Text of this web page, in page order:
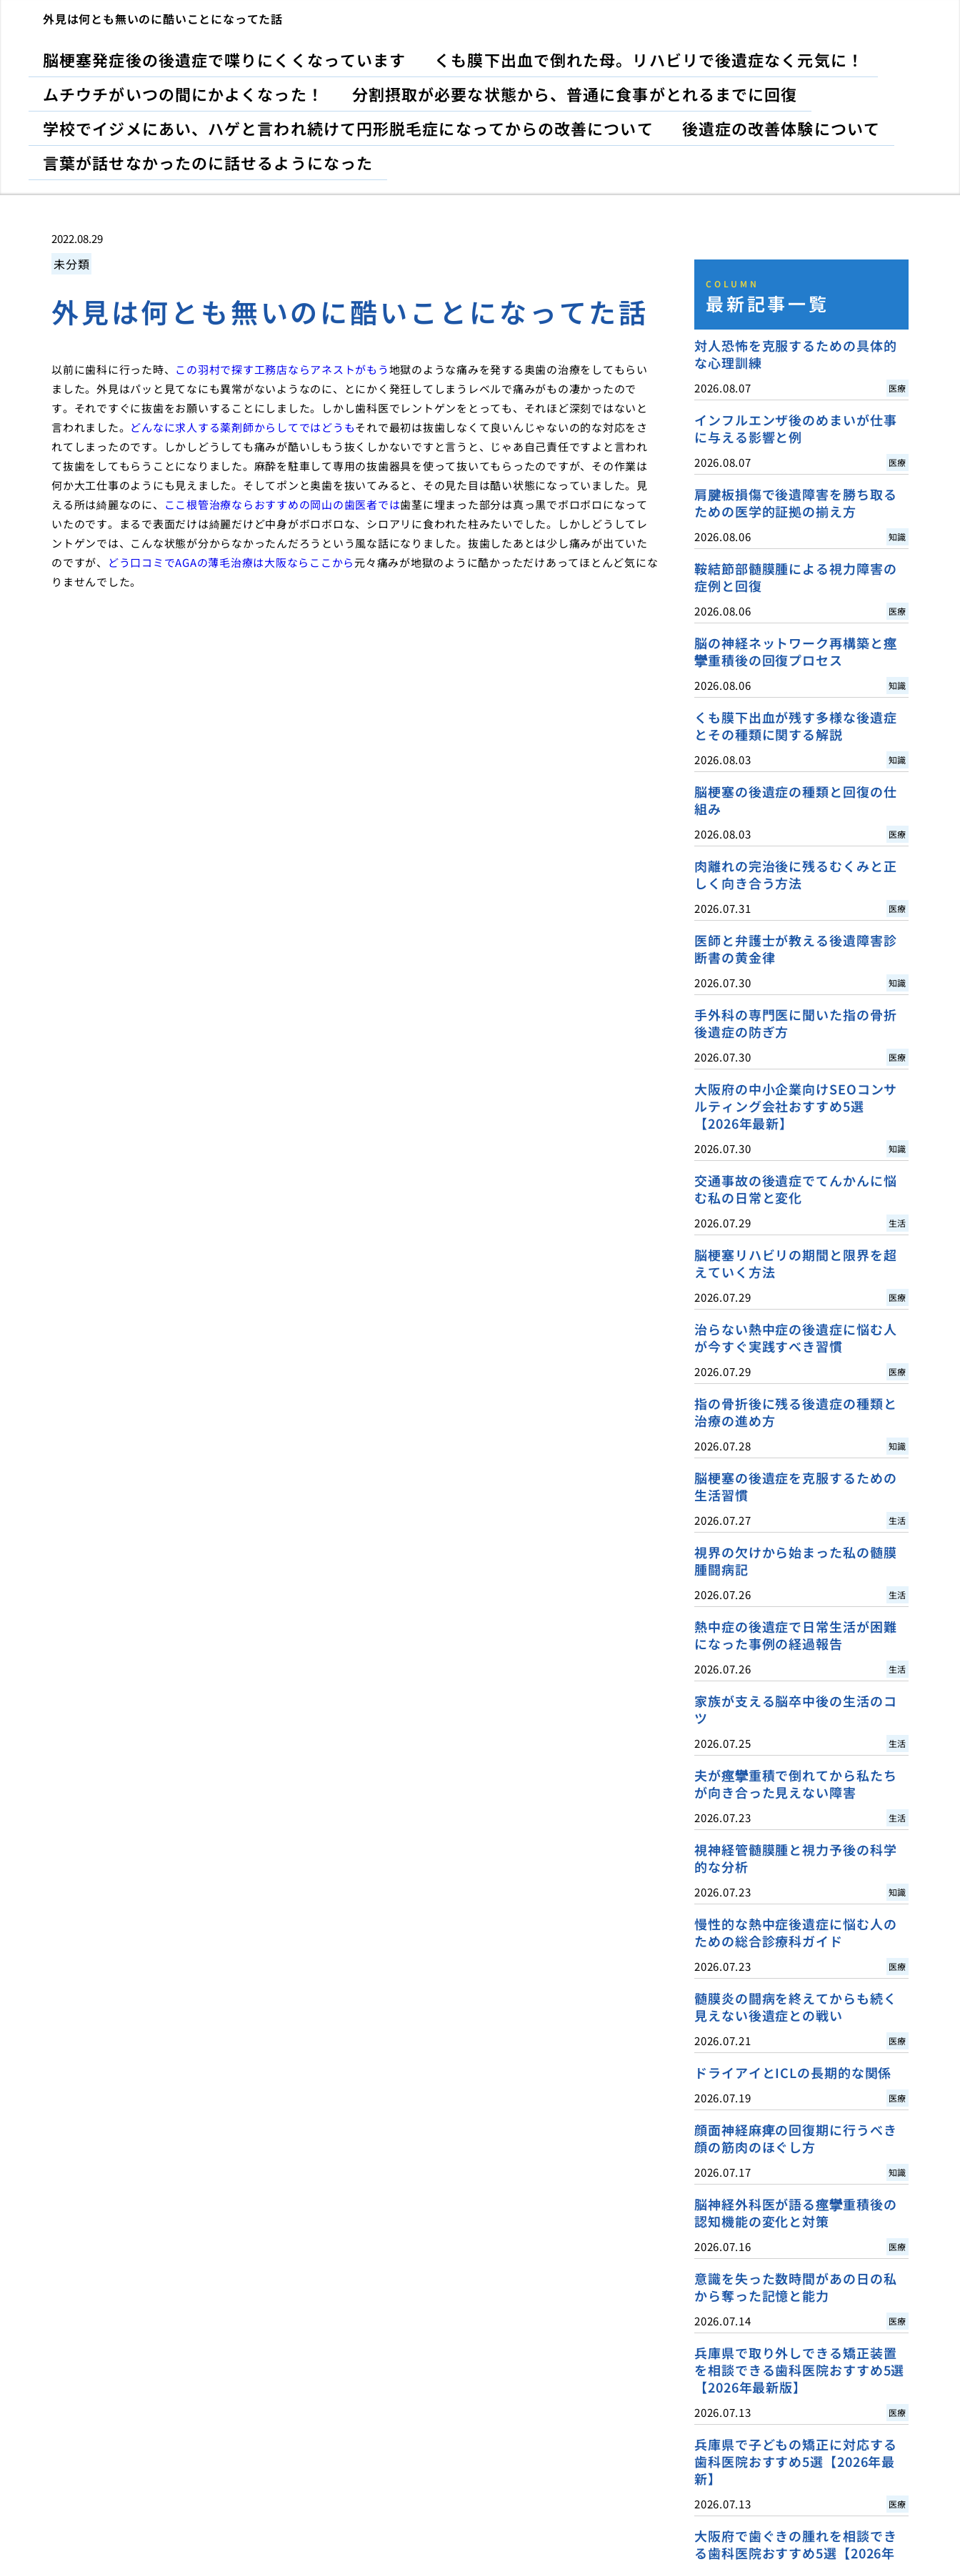
外見は何とも無いのに酷いことになってた話
脳梗塞発症後の後遺症で喋りにくくなっています
くも膜下出血で倒れた母。リハビリで後遺症なく元気に！
ムチウチがいつの間にかよくなった！
分割摂取が必要な状態から、普通に食事がとれるまでに回復
学校でイジメにあい、ハゲと言われ続けて円形脱毛症になってからの改善について
後遺症の改善体験について
言葉が話せなかったのに話せるようになった
2022.08.29
未分類
外見は何とも無いのに酷いことになってた話
以前に歯科に行った時、 この羽村で探す工務店ならアネストがもう地獄のような痛みを発する奥歯の治療をしてもらい
ました。外見はパッと見てなにも異常がないようなのに、とにかく発狂してしまうレベルで痛みがもの凄かったので
す。それですぐに抜歯をお願いすることにしました。しかし歯科医でレントゲンをとっても、それほど深刻ではないと
言われました。 どんなに求人する薬剤師からしてではどうもそれで最初は抜歯しなくて良いんじゃないの的な対応をさ
れてしまったのです。しかしどうしても痛みが酷いしもう抜くしかないですと言うと、じゃあ自己責任ですよと言われ
て抜歯をしてもらうことになりました。麻酔を駐車して専用の抜歯器具を使って抜いてもらったのですが、その作業は
何か大工仕事のようにも見えました。そしてポンと奥歯を抜いてみると、その見た目は酷い状態になっていました。見
える所は綺麗なのに、
ここ根管治療ならおすすめの岡山の歯医者では歯茎に埋まった部分は真っ黒でボロボロになって
いたのです。まるで表面だけは綺麗だけど中身がボロボロな、シロアリに食われた柱みたいでした。しかしどうしてレ
ントゲンでは、こんな状態が分からなかったんだろうという風な話になりました。抜歯したあとは少し痛みが出ていた
のですが、
どう口コミでAGAの薄毛治療は大阪ならここから元々痛みが地獄のように酷かっただけあってほとんど気にな
りませんでした。
COLUMN
最新記事一覧
対人恐怖を克服するための具体的
な心理訓練
2026.08.07 医療
インフルエンザ後のめまいが仕事
に与える影響と例
2026.08.07 医療
肩腱板損傷で後遺障害を勝ち取る
ための医学的証拠の揃え方
2026.08.06 知識
鞍結節部髄膜腫による視力障害の
症例と回復
2026.08.06 医療
脳の神経ネットワーク再構築と痙
攣重積後の回復プロセス
2026.08.06 知識
くも膜下出血が残す多様な後遺症
とその種類に関する解説
2026.08.03 知識
脳梗塞の後遺症の種類と回復の仕
組み
2026.08.03 医療
肉離れの完治後に残るむくみと正
しく向き合う方法
2026.07.31 医療
医師と弁護士が教える後遺障害診
断書の黄金律
2026.07.30 知識
手外科の専門医に聞いた指の骨折
後遺症の防ぎ方
2026.07.30 医療
大阪府の中小企業向けSEOコンサ
ルティング会社おすすめ5選
【2026年最新】
2026.07.30 知識
交通事故の後遺症でてんかんに悩
む私の日常と変化
2026.07.29 生活
脳梗塞リハビリの期間と限界を超
えていく方法
2026.07.29 医療
治らない熱中症の後遺症に悩む人
が今すぐ実践すべき習慣
2026.07.29 医療
指の骨折後に残る後遺症の種類と
治療の進め方
2026.07.28 知識
脳梗塞の後遺症を克服するための
生活習慣
2026.07.27 生活
視界の欠けから始まった私の髄膜
腫闘病記
2026.07.26 生活
熱中症の後遺症で日常生活が困難
になった事例の経過報告
2026.07.26 生活
家族が支える脳卒中後の生活のコ
ツ
2026.07.25 生活
夫が痙攣重積で倒れてから私たち
が向き合った見えない障害
2026.07.23 生活
視神経管髄膜腫と視力予後の科学
的な分析
2026.07.23 知識
慢性的な熱中症後遺症に悩む人の
ための総合診療科ガイド
2026.07.23 医療
髄膜炎の闘病を終えてからも続く
見えない後遺症との戦い
2026.07.21 医療
ドライアイとICLの長期的な関係
2026.07.19 医療
顔面神経麻痺の回復期に行うべき
顔の筋肉のほぐし方
2026.07.17 知識
脳神経外科医が語る痙攣重積後の
認知機能の変化と対策
2026.07.16 医療
意識を失った数時間があの日の私
から奪った記憶と能力
2026.07.14 医療
兵庫県で取り外しできる矯正装置
を相談できる歯科医院おすすめ5選
【2026年最新版】
2026.07.13 医療
兵庫県で子どもの矯正に対応する
歯科医院おすすめ5選【2026年最
新】
2026.07.13 医療
大阪府で歯ぐきの腫れを相談でき
る歯科医院おすすめ5選【2026年